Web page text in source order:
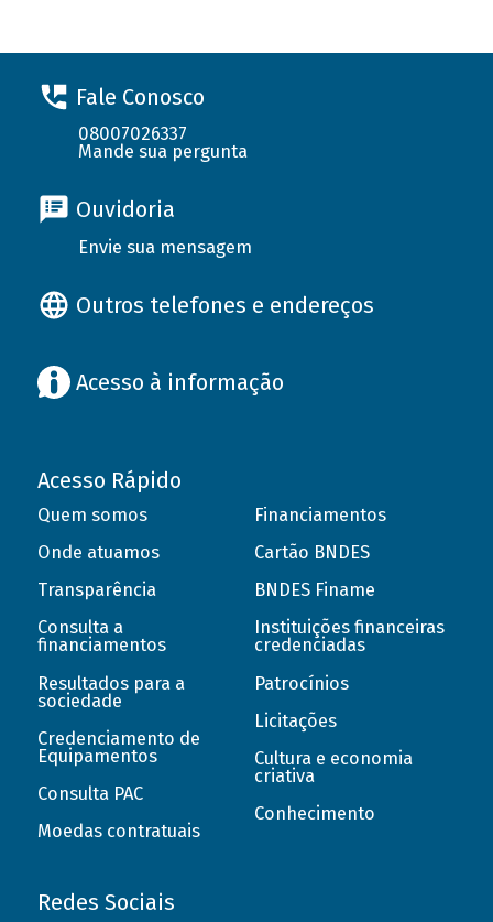
Fale Conosco
08007026337
Mande sua pergunta
Ouvidoria
Envie sua mensagem
Outros telefones e endereços
Acesso à informação
Acesso Rápido
Quem somos
Onde atuamos
Transparência
Consulta a
financiamentos
Resultados para a
sociedade
Credenciamento de
Equipamentos
Consulta PAC
Moedas contratuais
Financiamentos
Cartão BNDES
BNDES Finame
Instituições financeiras
credenciadas
Patrocínios
Licitações
Cultura e economia
criativa
Conhecimento
Redes Sociais